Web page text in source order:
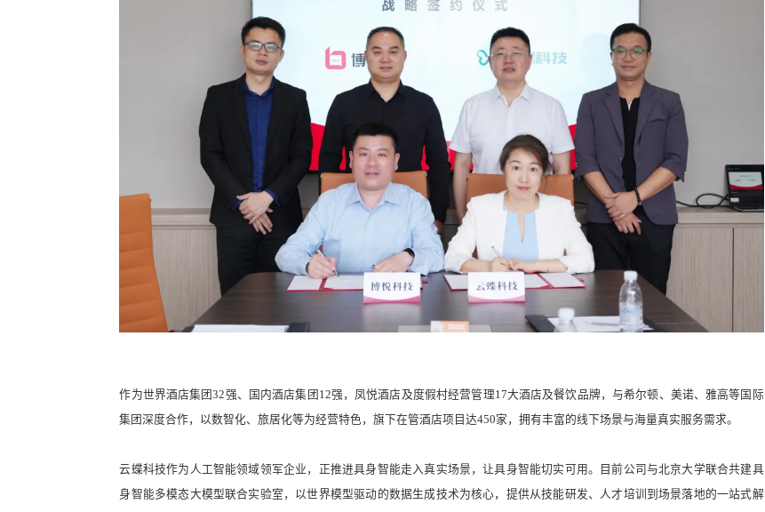
作为世界酒店集团32强、国内酒店集团12强，凤悦酒店及度假村经营管理17大酒店及餐饮品牌，与希尔顿、美诺、雅高等国际
集团深度合作，以数智化、旅居化等为经营特色，旗下在管酒店项目达450家，拥有丰富的线下场景与海量真实服务需求。
云蝶科技作为人工智能领域领军企业，正推进具身智能走入真实场景，让具身智能切实可用。目前公司与北京大学联合共建具
身智能多模态大模型联合实验室，以世界模型驱动的数据生成技术为核心，提供从技能研发、人才培训到场景落地的一站式解